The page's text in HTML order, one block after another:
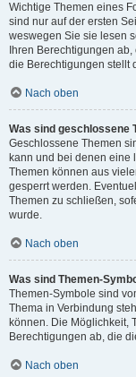
Wichtige Themen eines
sind nur auf der ersten
weswegen Sie sie lesen
Ihren Berechtigungen
die Berechtigungen stellt
Nach oben
Was sind geschlossene
Geschlossene Themen
kann und bei denen eine
Themen können aus
gesperrt werden.
Themen zu schließen,
wurde.
Nach oben
Was sind Themen-
Themen-Symbole sind
Thema in Verbindung
können. Die Möglichkeit,
Berechtigungen ab, die
Nach oben